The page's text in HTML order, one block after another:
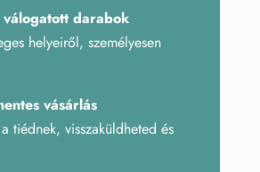
válogatott darabok
helyeiről, személyesen
vásárlás
tiédnek, visszaküldheted és